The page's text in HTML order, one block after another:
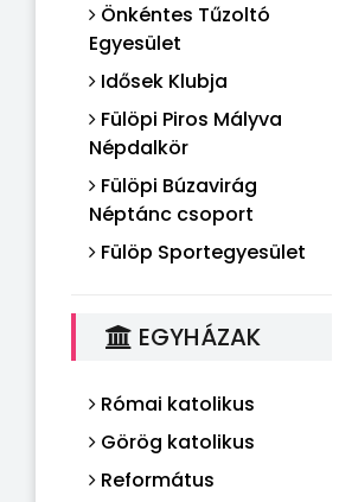
Önkéntes Tűzoltó
Egyesület
Idősek Klubja
Fülöpi Piros Mályva
Népdalkör
Fülöpi Búzavirág
Néptánc csoport
Fülöp Sportegyesület
EGYHÁZAK
Római katolikus
Görög katolikus
Református